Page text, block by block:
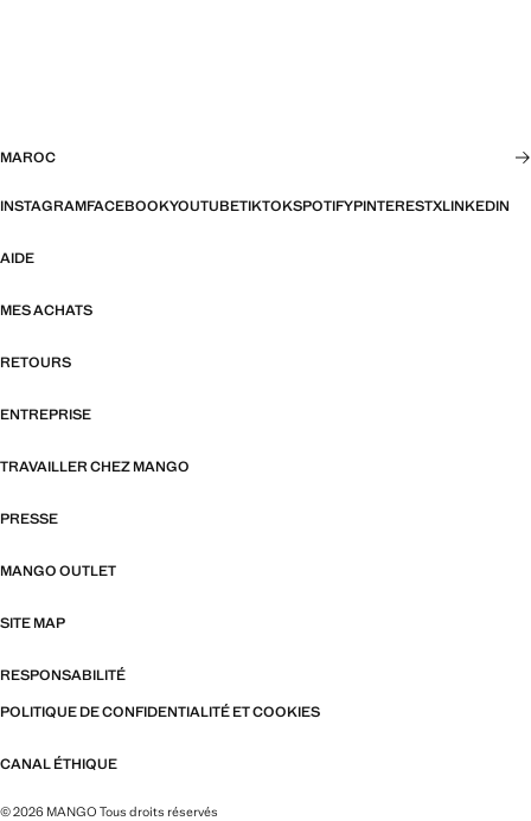
MAROC
INSTAGRAMFACEBOOKYOUTUBETIKTOKSPOTIFYPINTERESTXLINKEDIN
AIDE
MES ACHATS
RETOURS
ENTREPRISE
TRAVAILLER CHEZ MANGO
PRESSE
MANGO OUTLET
SITE MAP
RESPONSABILITÉ
POLITIQUE DE CONFIDENTIALITÉ ET COOKIES
CANAL ÉTHIQUE
© 2026 MANGO Tous droits réservés